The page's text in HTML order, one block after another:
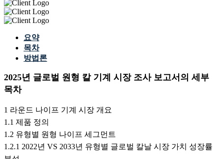
요약
목차
방법론
2025년 글로벌 원형 칼 기계 시장 조사 보고서의 세부
목차
1 라운드 나이프 기계 시장 개요
1.1 제품 정의
1.2 유형별 원형 나이프 세그먼트
1.2.1 2022년 VS 2033년 유형별 글로벌 칼날 시장 가치 성장률